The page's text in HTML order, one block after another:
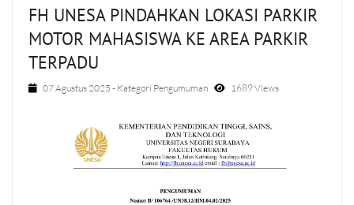
FH UNESA PINDAHKAN LOKASI PARKIR
MOTOR MAHASISWA KE AREA PARKIR
TERPADU
07 Agustus 2025 - Kategori Pengumuman 1689 Views